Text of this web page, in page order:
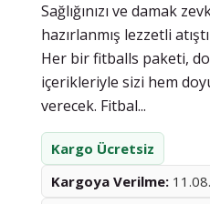
Sağlığınızı ve damak
hazırlanmış lezzetli
Her bir fitballs paketi,
içerikleriyle sizi hem
verecek. Fitbal...
Kargo Ücretsiz
Kargoya Verilme: